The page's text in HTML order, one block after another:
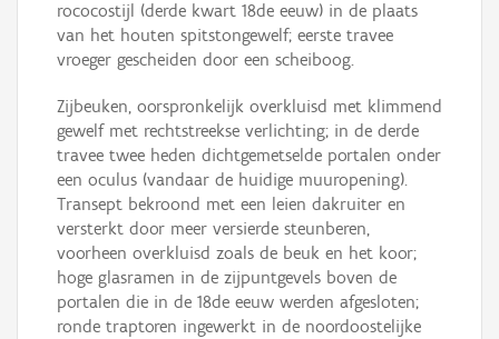
rococostijl (derde kwart 18de eeuw) in de plaats
van het houten spitstongewelf; eerste travee
vroeger gescheiden door een scheiboog.
Zijbeuken, oorspronkelijk overkluisd met klimmend
gewelf met rechtstreekse verlichting; in de derde
travee twee heden dichtgemetselde portalen onder
een oculus (vandaar de huidige muuropening).
Transept bekroond met een leien dakruiter en
versterkt door meer versierde steunberen,
voorheen overkluisd zoals de beuk en het koor;
hoge glasramen in de zijpuntgevels boven de
portalen die in de 18de eeuw werden afgesloten;
ronde traptoren ingewerkt in de noordoostelijke